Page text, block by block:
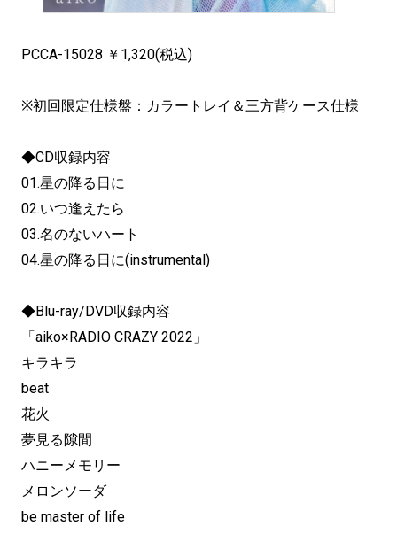
PCCA-15028 ￥1,320(税込)
※初回限定仕様盤：カラートレイ＆三方背ケース仕様
◆CD収録内容
01.星の降る日に
02.いつ逢えたら
03.名のないハート
04.星の降る日に(instrumental)
◆Blu-ray/DVD収録内容
「aiko×RADIO CRAZY 2022」
キラキラ
beat
花火
夢見る隙間
ハニーメモリー
メロンソーダ
be master of life